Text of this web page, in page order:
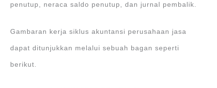
penutup, neraca saldo penutup, dan jurnal pembalik.
Gambaran kerja siklus akuntansi perusahaan jasa
dapat ditunjukkan melalui sebuah bagan seperti
berikut.